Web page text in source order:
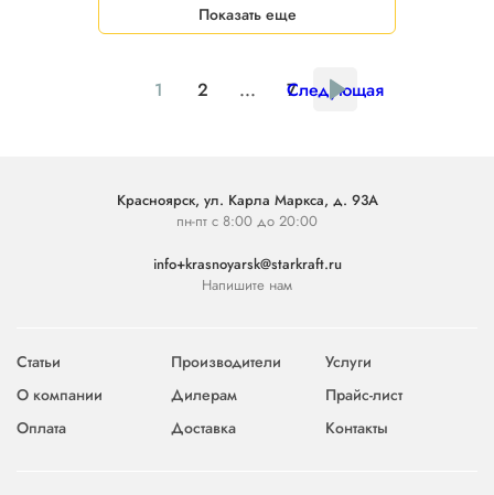
Показать еще
1 2 ... 7
Следующая
Красноярск, ул. Карла Маркса, д. 93А
пн-пт с 8:00 до 20:00
info+krasnoyarsk@starkraft.ru
Напишите нам
Статьи Производители
Услуги
О компании
Дилерам
Прайс-лист
Оплата
Доставка Контакты